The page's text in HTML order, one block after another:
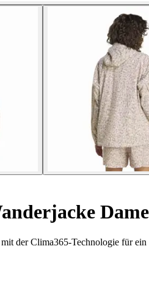
der Clima365-Technologie für ein